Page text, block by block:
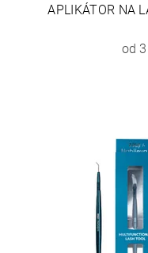
APLIKÁTOR NA
od